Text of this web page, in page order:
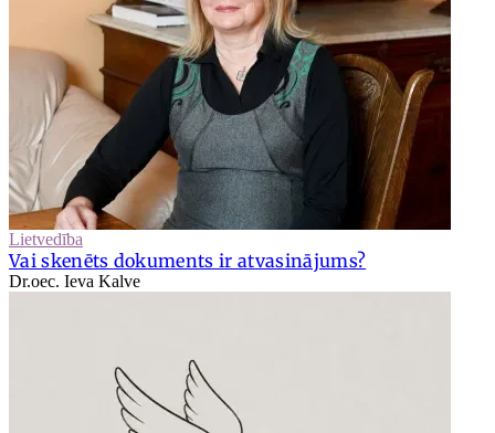
Lietvedība
Vai skenēts dokuments ir atvasinājums?
Dr.oec. Ieva Kalve